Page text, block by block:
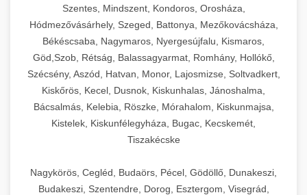
Szentes, Mindszent, Kondoros, Orosháza,
Hódmezővásárhely, Szeged, Battonya, Mezőkovácsháza,
Békéscsaba, Nagymaros, Nyergesújfalu, Kismaros,
Göd,Szob, Rétság, Balassagyarmat, Romhány, Hollókő,
Szécsény, Aszód, Hatvan, Monor, Lajosmizse, Soltvadkert,
Kiskőrös, Kecel, Dusnok, Kiskunhalas, Jánoshalma,
Bácsalmás, Kelebia, Röszke, Mórahalom, Kiskunmajsa,
Kistelek, Kiskunfélegyháza, Bugac, Kecskemét,
Tiszakécske
Nagykörös, Cegléd, Budaörs, Pécel, Gödöllő, Dunakeszi,
Budakeszi, Szentendre, Dorog, Esztergom, Visegrád,